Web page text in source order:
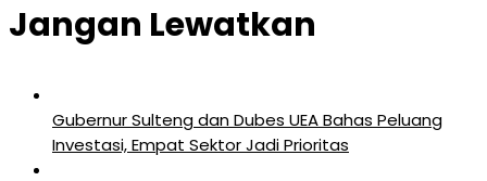
Jangan Lewatkan
Gubernur Sulteng dan Dubes UEA Bahas Peluang
Investasi, Empat Sektor Jadi Prioritas